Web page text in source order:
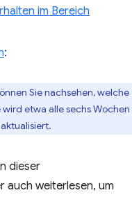
im Bereich
:
Sie nachsehen, welche
etwa alle sechs Wochen
dieser
auch weiterlesen, um